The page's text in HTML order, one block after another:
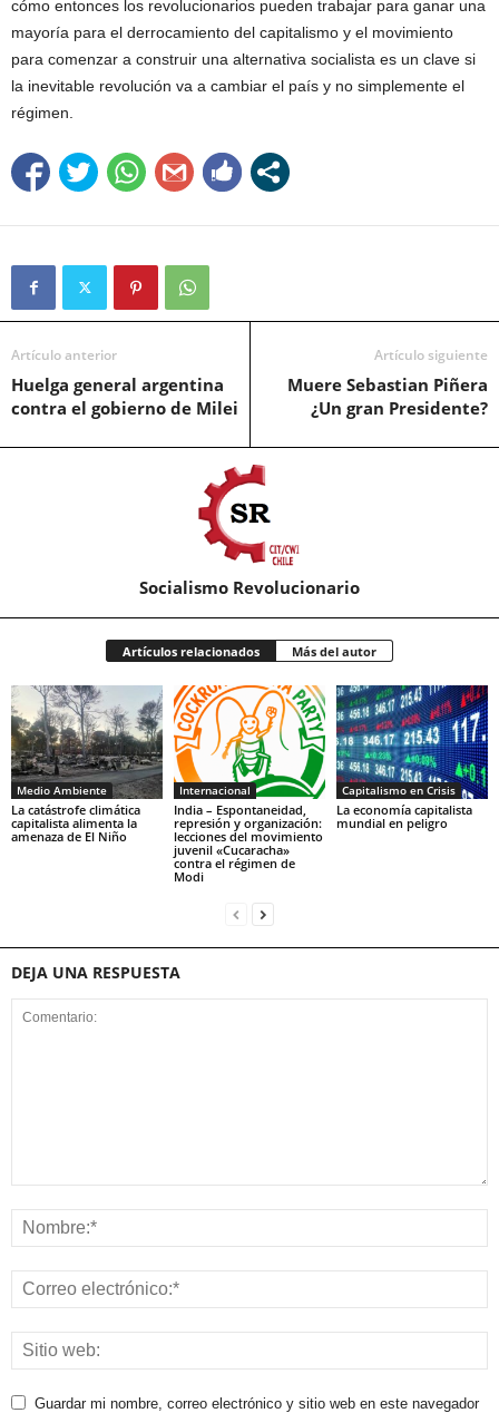
cómo entonces los revolucionarios pueden trabajar para ganar una
mayoría para el derrocamiento del capitalismo y el movimiento
para comenzar a construir una alternativa socialista es un clave si
la inevitable revolución va a cambiar el país y no simplemente el
régimen.
Artículo anterior
Huelga general argentina
contra el gobierno de Milei
Artículo siguiente
Muere Sebastian Piñera
¿Un gran Presidente?
Socialismo Revolucionario
Artículos relacionados Más del autor
Medio Ambiente
La catástrofe climática
capitalista alimenta la
amenaza de El Niño
Internacional
India – Espontaneidad,
represión y organización:
lecciones del movimiento
juvenil «Cucaracha»
contra el régimen de
Modi
Capitalismo en Crisis
La economía capitalista
mundial en peligro
DEJA UNA RESPUESTA
Guardar mi nombre, correo electrónico y sitio web en este navegador